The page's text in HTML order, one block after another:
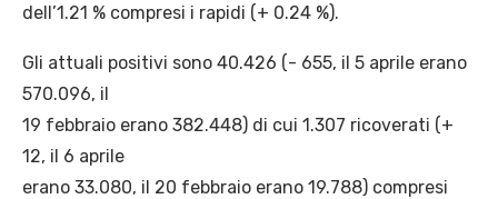
dell’1.21 % compresi i rapidi (+ 0.24 %).
Gli attuali positivi sono 40.426 (- 655, il 5 aprile erano
570.096, il
19 febbraio erano 382.448) di cui 1.307 ricoverati (+
12, il 6 aprile
erano 33.080, il 20 febbraio erano 19.788) compresi